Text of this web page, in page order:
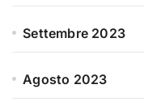
Settembre 2023
Agosto 2023